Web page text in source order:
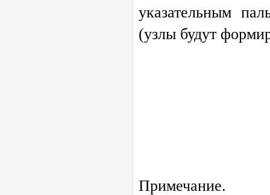
указательным
(узлы будут
Примечание.